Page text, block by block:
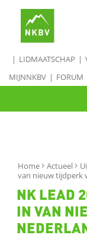
LIDMAATSCHAP
MIJNNKBV
FORUM
Home Actueel
van nieuw tijdperk
NK LEAD
IN VAN